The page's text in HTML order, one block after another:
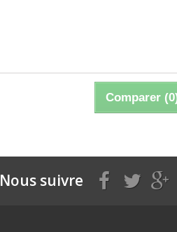
Comparer (0
Nous suivre